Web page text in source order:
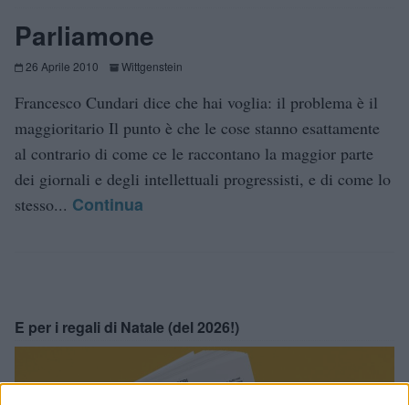
Parliamone
26 Aprile 2010 Wittgenstein
Francesco Cundari dice che hai voglia: il problema è il
maggioritario Il punto è che le cose stanno esattamente
al contrario di come ce le raccontano la maggior parte
dei giornali e degli intellettuali progressisti, e di come lo
stesso... Continua
E per i regali di Natale (del 2026!)